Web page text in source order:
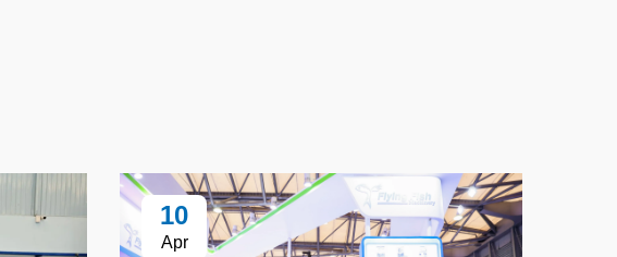
10
Apr